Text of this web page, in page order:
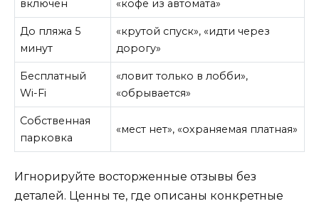
включен
«кофе из автомата»
До пляжа 5
минут
«крутой спуск», «идти через
дорогу»
Бесплатный
Wi-Fi
«ловит только в лобби»,
«обрывается»
Собственная
парковка
«мест нет», «охраняемая платная»
Игнорируйте восторженные отзывы без
деталей. Ценны те, где описаны конкретные